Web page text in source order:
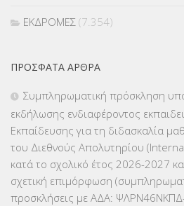
ΕΚΔΡΟΜΕΣ (7.354)
ΕΠΙΜΟΡΦΩΣΗ Τ.Π.Ε.(10)
ΕΥΡΩΠΑΪΚΑ ΠΡΟΓΡΑΜΜΑΤΑ(230)
ΚΕΣΥ (60)
ΠΡΌΣΦΑΤΑ ΆΡΘΡΑ
Συμπληρωματική πρόσκληση
εκδήλωσης ενδιαφέροντος
Εκπαίδευσης για τη διδασκαλία
του Διεθνούς Απολυτηρίου
κατά το σχολικό έτος 2026-2027
σχετική επιμόρφωση
προσκλήσεις με ΑΔΑ: